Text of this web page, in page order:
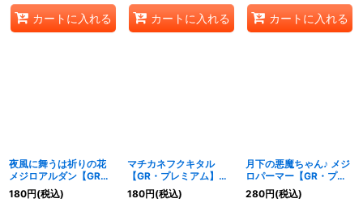
カートに入れる カートに入れる カートに入れる
夜風に舞うは祈りの花
メジロアルダン【GR・
プレミアム】{ECP01-
P27}《ビショップ》
180円(税込)
マチカネフクキタル
【GR・プレミアム】
{ECP01-P28}《ビショ
ップ》
180円(税込)
月下の悪魔ちゃん♪ メジ
ロパーマー【GR・プレ
ミアム】{ECP01-P29}
《ビショップ》
280円(税込)